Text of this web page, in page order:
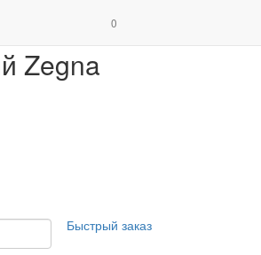
0
Zegna
Zegna
Быстрый заказ